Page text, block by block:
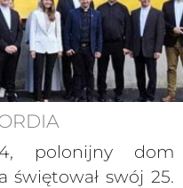
polonijny dom
świętował swój 25.